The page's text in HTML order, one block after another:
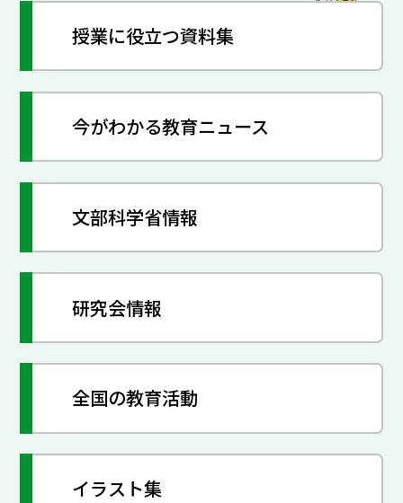
授業に役立つ資料集
今がわかる教育ニュース
文部科学省情報
研究会情報
全国の教育活動
イラスト集